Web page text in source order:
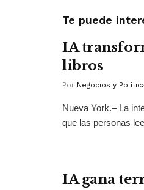
Te puede
IA
libros
Por Negocios y
Nueva York.– La
que las personas
IA gana